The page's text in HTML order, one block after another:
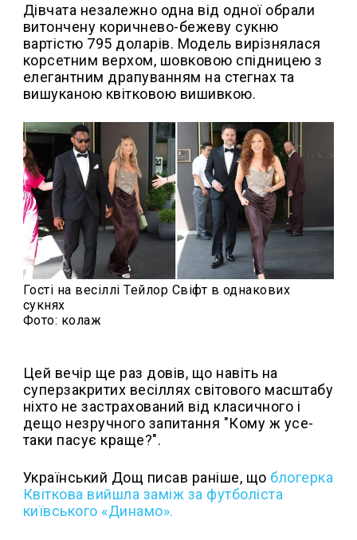
Дівчата незалежно одна від одної обрали
витончену коричнево-бежеву сукню
вартістю 795 доларів. Модель вирізнялася
корсетним верхом, шовковою спідницею з
елегантним драпуванням на стегнах та
вишуканою квітковою вишивкою.
Гості на весіллі Тейлор Свіфт в однакових
сукнях
Фото: колаж
Цей вечір ще раз довів, що навіть на
суперзакритих весіллях світового масштабу
ніхто не застрахований від класичного і
дещо незручного запитання "Кому ж усе-
таки пасує краще?".
Український Дощ писав раніше, що блогерка
Квіткова вийшла заміж за футболіста
київського «Динамо».